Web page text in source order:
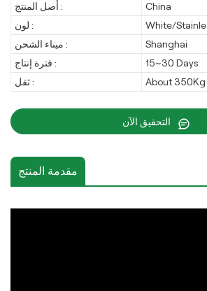
أصل المنتج :
China
لون :
White/
ميناء الشحن :
Shanghai
فترة إنتاج :
15~30 Days
ثقل :
About 350Kg
مقدمة المنتج